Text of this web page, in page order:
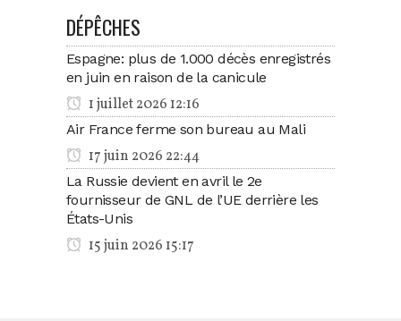
DÉPÊCHES
Espagne: plus de 1.000 décès enregistrés
en juin en raison de la canicule
1 juillet 2026 12:16
Air France ferme son bureau au Mali
17 juin 2026 22:44
La Russie devient en avril le 2e
fournisseur de GNL de l’UE derrière les
États-Unis
15 juin 2026 15:17